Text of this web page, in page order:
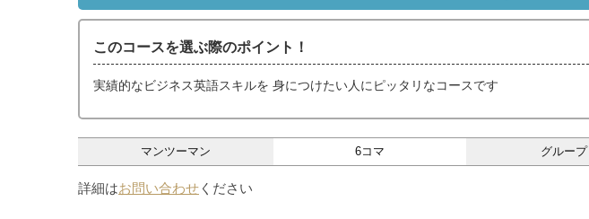
このコースを選ぶ際のポイント！
実績的なビジネス英語スキルを 身につけたい人にピッタリなコースです
マンツーマン 6コマ グループ
詳細はお問い合わせ ください